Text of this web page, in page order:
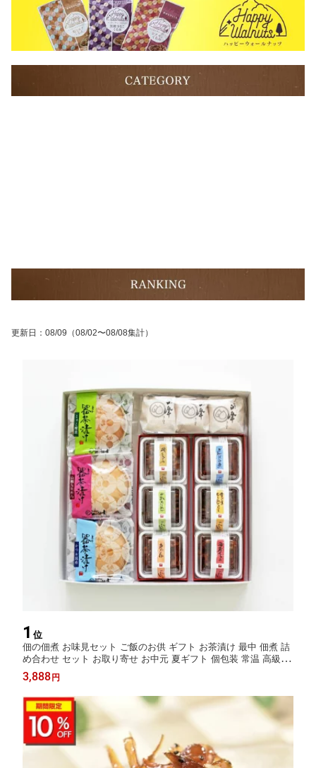
更新日 ： 08/09 （08/02〜08/08集計）
1 位
佃の佃煮 お味見セット ご飯のお供 ギフト お茶漬け 最中 佃煮 詰
め合わせ セット お取り寄せ お中元 夏ギフト 個包装 常温 高級 プ
レゼント 無添加 金沢 お茶漬けの素 器 内祝い 贈り物 お父さん 誕
生日プレゼント 子供 ヒルナンデス 器茶漬け
3,888 円